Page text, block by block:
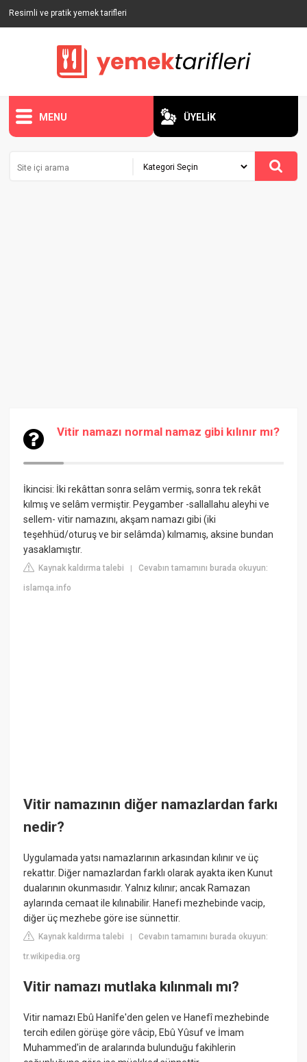
Resimli ve pratik yemek tarifleri
MENU ÜYELİK
Vitir namazı normal namaz gibi kılınır mı?
İkincisi: İki rekâttan sonra selâm vermiş, sonra tek rekât
kılmış ve selâm vermiştir. Peygamber -sallallahu aleyhi ve
sellem- vitir namazını, akşam namazı gibi (iki
teşehhüd/oturuş ve bir selâmda) kılmamış, aksine bundan
yasaklamıştır.
Kaynak kaldırma talebi |Cevabın tamamını burada okuyun:
islamqa.info
Vitir namazının diğer namazlardan farkı
nedir?
Uygulamada yatsı namazlarının arkasından kılınır ve üç
rekattır. Diğer namazlardan farklı olarak ayakta iken Kunut
dualarının okunmasıdır. Yalnız kılınır; ancak Ramazan
aylarında cemaat ile kılınabilir. Hanefi mezhebinde vacip,
diğer üç mezhebe göre ise sünnettir.
Kaynak kaldırma talebi |Cevabın tamamını burada okuyun:
tr.wikipedia.org
Vitir namazı mutlaka kılınmalı mı?
Vitir namazı Ebû Hanîfe'den gelen ve Hanefî mezhebinde
tercih edilen görüşe göre vâcip, Ebû Yûsuf ve İmam
Muhammed'in de aralarında bulunduğu fakihlerin